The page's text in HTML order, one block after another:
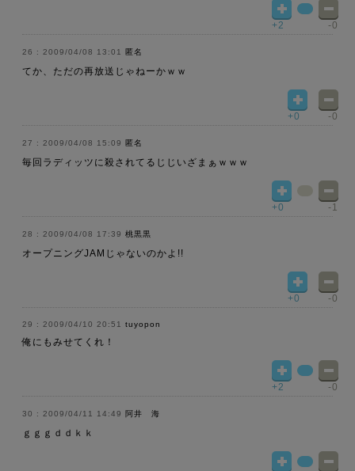
+2 -0
2009/04/08 13:01 匿名
てか、ただの再放送じゃねーかｗｗ
+0 -0
2009/04/08 15:09 匿名
毎回ラディッツに殺されてるじじいざまぁｗｗｗ
+0 -1
2009/04/08 17:39 桃黒黒
オープニングJAMじゃないのかよ!!
+0 -0
2009/04/10 20:51 tuyopon
俺にもみせてくれ！
+2 -0
2009/04/11 14:49 阿井 海
ｇｇｇｄｄｋｋ